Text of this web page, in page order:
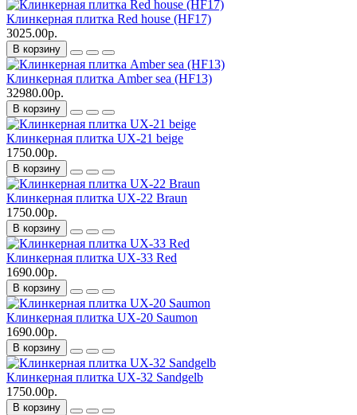
Клинкерная плитка Red house (HF17)
3025.00р.
В корзину
Клинкерная плитка Amber sea (HF13)
32980.00р.
В корзину
Клинкерная плитка UX-21 beige
1750.00р.
В корзину
Клинкерная плитка UX-22 Braun
1750.00р.
В корзину
Клинкерная плитка UX-33 Red
1690.00р.
В корзину
Клинкерная плитка UX-20 Saumon
1690.00р.
В корзину
Клинкерная плитка UX-32 Sandgelb
1750.00р.
В корзину